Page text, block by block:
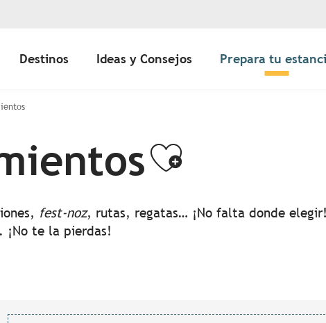
Destinos Ideas y Consejos Prepara tu
Ajouter
fest-noz, rutas, regatas… ¡No falta donde
¡No te la pierdas!